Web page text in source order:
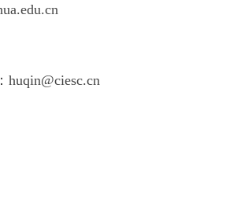
工
年9月